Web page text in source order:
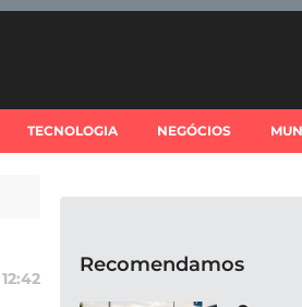
TECNOLOGIA NEGÓCIOS
Recomendamos